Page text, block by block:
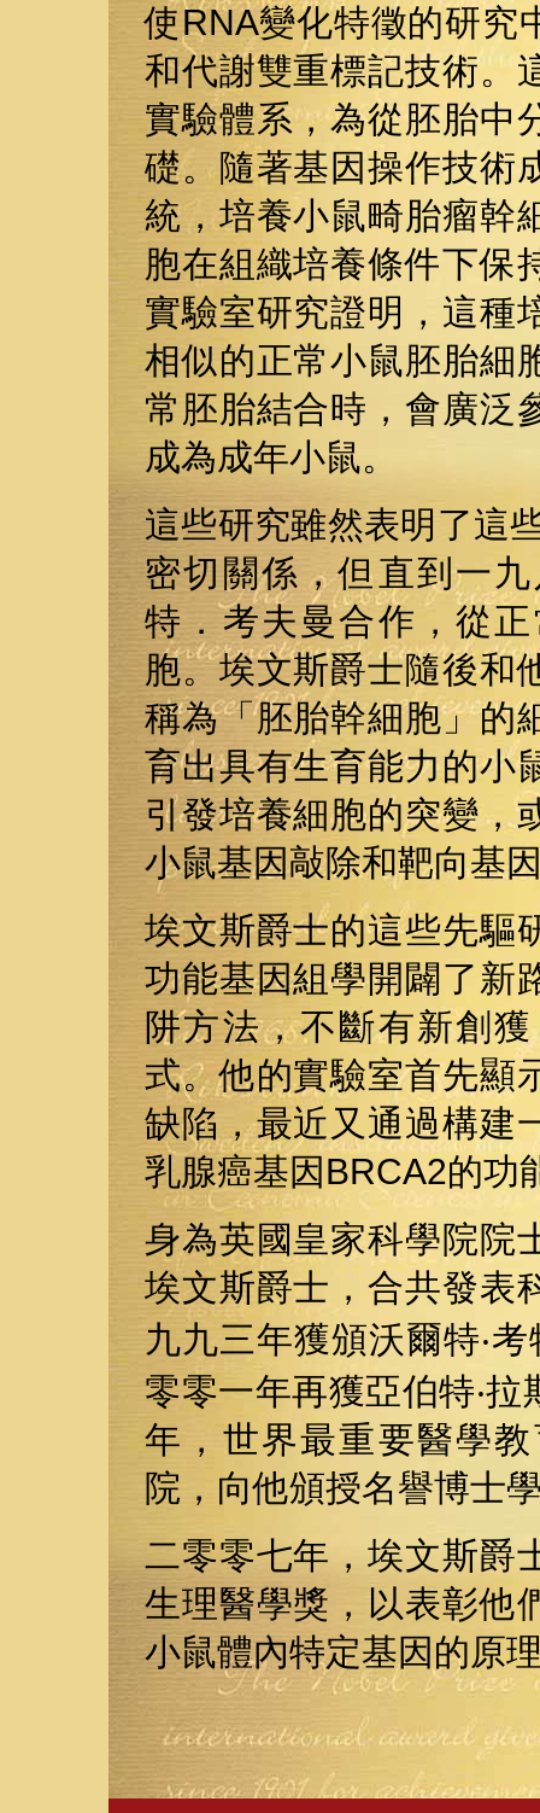
使RNA變化特徵的研究
和代謝雙重標記技術。
實驗體系，為從胚胎中
礎。隨著基因操作技術
統，培養小鼠畸胎瘤幹
胞在組織培養條件下保
實驗室研究證明，這種
相似的正常小鼠胚胎細
常胚胎結合時，會廣泛
成為成年小鼠。
這些研究雖然表明了這
密切關係，但直到一
特．考夫曼合作，從
胞。埃文斯爵士隨後和
稱為「胚胎幹細胞」的
育出具有生育能力的小
引發培養細胞的突變，
小鼠基因敲除和靶向基
埃文斯爵士的這些先驅
功能基因組學開闢了新
阱方法，不斷有新創
式。他的實驗室首先顯
缺陷，最近又通過構建
乳腺癌基因BRCA2的功
身為英國皇家科學院院
埃文斯爵士，合共發表
九九三年獲頒沃爾特‧
零零一年再獲亞伯特‧
年，世界最重要醫學
院，向他頒授名譽博士
二零零七年，埃文斯爵
生理醫學獎，以表彰他
小鼠體內特定基因的原